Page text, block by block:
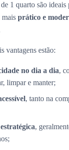
1 quarto são ideais
prático e
vantagens estão:
no dia a dia,
limpar e manter;
, tanto na
,